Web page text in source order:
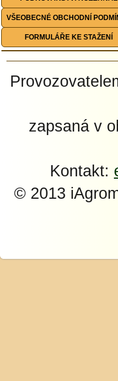
VŠEOBECNÉ OBCHODNÍ
FORMULÁŘE KE STAŽENÍ
zapsaná v
Kontakt:
© 2013